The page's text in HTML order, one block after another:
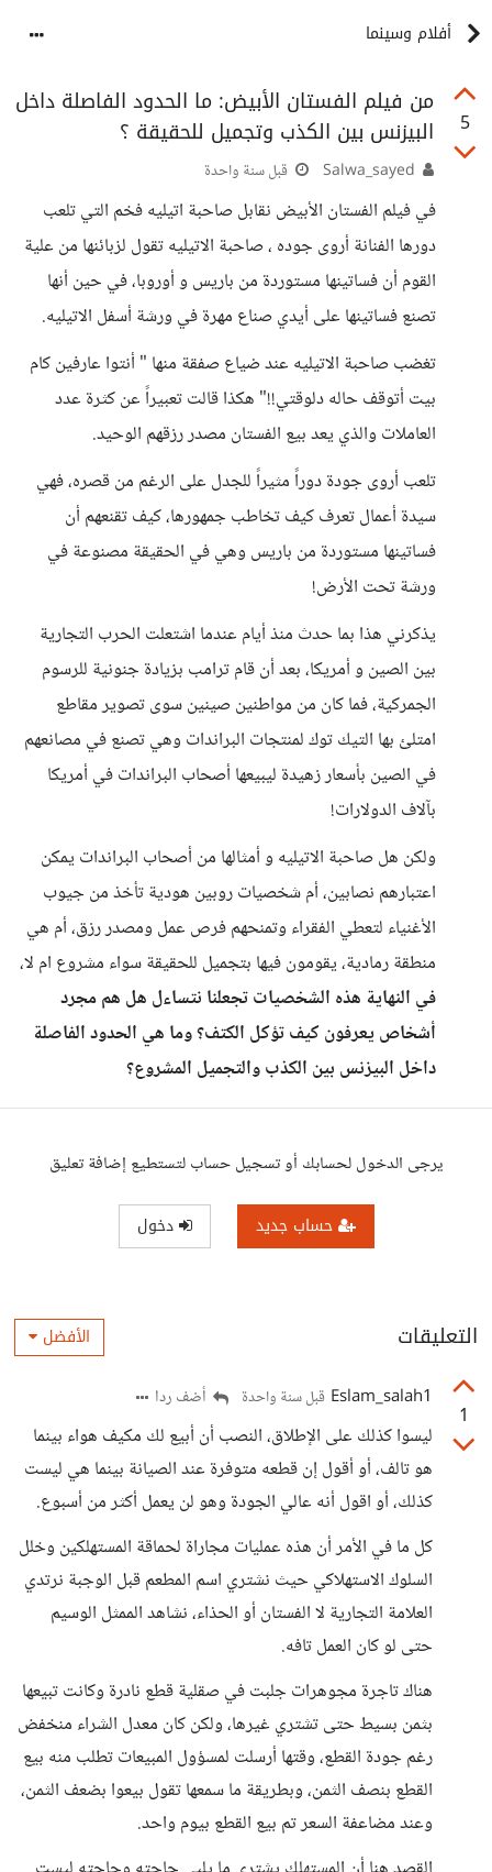
أفلام وسينما
5
من فيلم الفستان الأبيض: ما الحدود الفاصلة داخل
البيزنس بين الكذب وتجميل للحقيقة ؟
قبل سنة واحدة
في فيلم الفستان الأبيض نقابل صاحبة اتيليه فخم التي تلعب
دورها الفنانة أروى جوده ، صاحبة الاتيليه تقول لزبائنها من علية
القوم أن فساتينها مستوردة من باريس و أوروبا، في حين أنها
تصنع فساتينها على أيدي صناع مهرة في ورشة أسفل الاتيليه.
تغضب صاحبة الاتيليه عند ضياع صفقة منها " أنتوا عارفين كام
بيت أتوقف حاله دلوقتي!!" هكذا قالت تعبيراً عن كثرة عدد
العاملات والذي يعد بيع الفستان مصدر رزقهم الوحيد.
تلعب أروى جودة دوراً مثيراً للجدل على الرغم من قصره، فهي
سيدة أعمال تعرف كيف تخاطب جمهورها، كيف تقنعهم أن
فساتينها مستوردة من باريس وهي في الحقيقة مصنوعة في
ورشة تحت الأرض!
يذكرني هذا بما حدث منذ أيام عندما اشتعلت الحرب التجارية
بين الصين و أمريكا، بعد أن قام ترامب بزيادة جنونية للرسوم
الجمركية، فما كان من مواطنين صينين سوى تصوير مقاطع
امتلئ بها التيك توك لمنتجات البراندات وهي تصنع في مصانعهم
في الصين بأسعار زهيدة ليبيعها أصحاب البراندات في أمريكا
بآلاف الدولارات!
ولكن هل صاحبة الاتيليه و أمثالها من أصحاب البراندات يمكن
اعتبارهم نصابين، أم شخصيات روبين هودية تأخذ من جيوب
الأغنياء لتعطي الفقراء وتمنحهم فرص عمل ومصدر رزق، أم هي
منطقة رمادية، يقومون فيها بتجميل للحقيقة سواء مشروع ام لا،
في النهاية هذه الشخصيات تجعلنا نتساءل هل هم مجرد
أشخاص يعرفون كيف تؤكل الكتف؟ وما هي الحدود الفاصلة
داخل البيزنس بين الكذب والتجميل المشروع؟
يرجى الدخول لحسابك أو تسجيل حساب لتستطيع إضافة تعليق
حساب جديد دخول
التعليقات الأفضل
1
Eslam_salah1 قبل سنة واحدة أضف ردا
ليسوا كذلك على الإطلاق، النصب أن أبيع لك مكيف هواء بينما
هو تالف، أو أقول إن قطعه متوفرة عند الصيانة بينما هي ليست
كذلك، أو اقول أنه عالي الجودة وهو لن يعمل أكثر من أسبوع.
كل ما في الأمر أن هذه عمليات مجاراة لحماقة المستهلكين وخلل
السلوك الاستهلاكي حيث نشتري اسم المطعم قبل الوجبة نرتدي
العلامة التجارية لا الفستان أو الحذاء، نشاهد الممثل الوسيم
حتى لو كان العمل تافه.
هناك تاجرة مجوهرات جلبت في صقلية قطع نادرة وكانت تبيعها
بثمن بسيط حتى تشتري غيرها، ولكن كان معدل الشراء منخفض
رغم جودة القطع، وقتها أرسلت لمسؤول المبيعات تطلب منه بيع
القطع بنصف الثمن، وبطريقة ما سمعها تقول بيعوا بضعف الثمن،
وعند مضاعفة السعر تم بيع القطع بيوم واحد.